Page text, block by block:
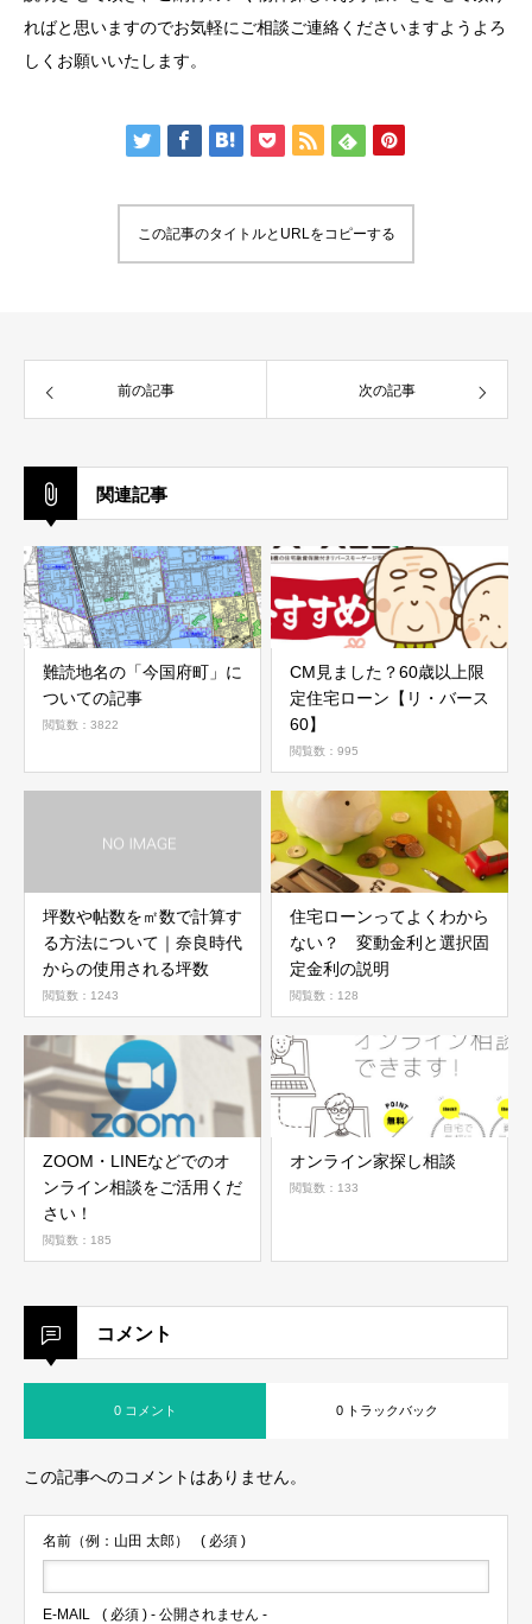
ればと思いますのでお気軽にご相談ご連絡くださいますようよろ
しくお願いいたします。
この記事のタイトルとURLをコピーする
前の記事 次の記事
関連記事
難読地名の「今国府町」に
ついての記事
閲覧数：3822
CM見ました？60歳以上限
定住宅ローン【リ・バース
60】
閲覧数：995
坪数や帖数を㎡数で計算す
る方法について｜奈良時代
からの使用される坪数
閲覧数：1243
住宅ローンってよくわから
ない？ 変動金利と選択固
定金利の説明
閲覧数：128
ZOOM・LINEなどでのオ
ンライン相談をご活用くだ
さい！
閲覧数：185
オンライン家探し相談
閲覧数：133
コメント
0 コメント 0 トラックバック
この記事へのコメントはありません。
名前（例：山田 太郎） ( 必須 )
E-MAIL ( 必須 ) - 公開されません -